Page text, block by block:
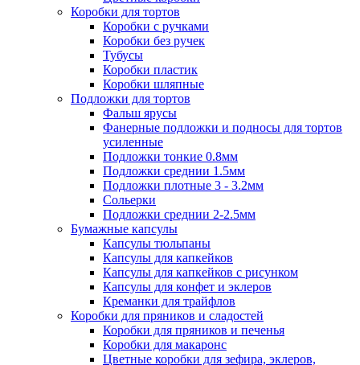
Коробки для тортов
Коробки с ручками
Коробки без ручек
Тубусы
Коробки пластик
Коробки шляпные
Подложки для тортов
Фальш ярусы
Фанерные подложки и подносы для тортов
усиленные
Подложки тонкие 0.8мм
Подложки среднии 1.5мм
Подложки плотные 3 - 3.2мм
Сольерки
Подложки среднии 2-2.5мм
Бумажные капсулы
Капсулы тюльпаны
Капсулы для капкейков
Капсулы для капкейков с рисунком
Капсулы для конфет и эклеров
Креманки для трайфлов
Коробки для пряников и сладостей
Коробки для пряников и печенья
Коробки для макаронс
Цветные коробки для зефира, эклеров,